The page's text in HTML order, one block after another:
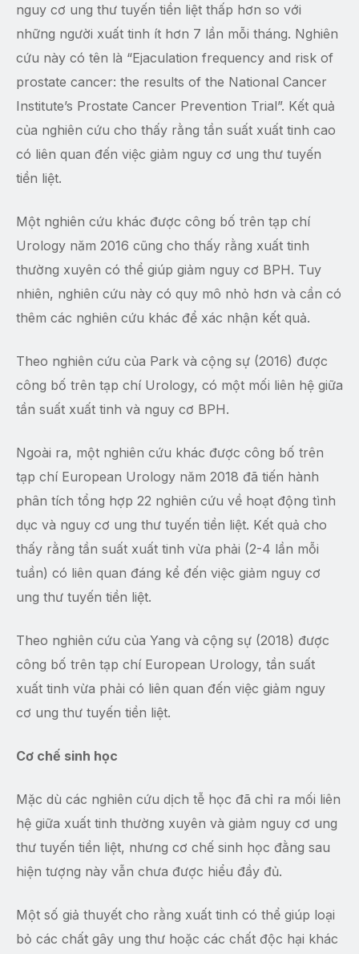
nguy cơ ung thư tuyến tiền liệt thấp hơn so với
những người xuất tinh ít hơn 7 lần mỗi tháng. Nghiên
cứu này có tên là “Ejaculation frequency and risk of
prostate cancer: the results of the National Cancer
Institute’s Prostate Cancer Prevention Trial”. Kết quả
của nghiên cứu cho thấy rằng tần suất xuất tinh cao
có liên quan đến việc giảm nguy cơ ung thư tuyến
tiền liệt.
Một nghiên cứu khác được công bố trên tạp chí
Urology năm 2016 cũng cho thấy rằng xuất tinh
thường xuyên có thể giúp giảm nguy cơ BPH. Tuy
nhiên, nghiên cứu này có quy mô nhỏ hơn và cần có
thêm các nghiên cứu khác để xác nhận kết quả.
Theo nghiên cứu của Park và cộng sự (2016) được
công bố trên tạp chí Urology, có một mối liên hệ giữa
tần suất xuất tinh và nguy cơ BPH.
Ngoài ra, một nghiên cứu khác được công bố trên
tạp chí European Urology năm 2018 đã tiến hành
phân tích tổng hợp 22 nghiên cứu về hoạt động tình
dục và nguy cơ ung thư tuyến tiền liệt. Kết quả cho
thấy rằng tần suất xuất tinh vừa phải (2-4 lần mỗi
tuần) có liên quan đáng kể đến việc giảm nguy cơ
ung thư tuyến tiền liệt.
Theo nghiên cứu của Yang và cộng sự (2018) được
công bố trên tạp chí European Urology, tần suất
xuất tinh vừa phải có liên quan đến việc giảm nguy
cơ ung thư tuyến tiền liệt.
Cơ chế sinh học
Mặc dù các nghiên cứu dịch tễ học đã chỉ ra mối liên
hệ giữa xuất tinh thường xuyên và giảm nguy cơ ung
thư tuyến tiền liệt, nhưng cơ chế sinh học đằng sau
hiện tượng này vẫn chưa được hiểu đầy đủ.
Một số giả thuyết cho rằng xuất tinh có thể giúp loại
bỏ các chất gây ung thư hoặc các chất độc hại khác